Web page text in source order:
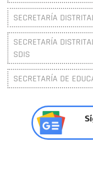
SECRETARÍA
SECRETARÍA
SDIS
SECRETARÍA DE